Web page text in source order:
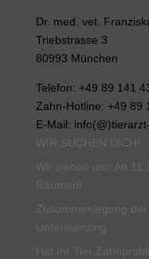
Dr. med. vet.
Triebstrasse 3
80993 München
Telefon: +49 89 141
Zahn-Hotline: +49 89
E-Mail:
WIR SUCHEN DICH!
Wir ziehen um! Ab
Räumen!
Zusammenlegung
Untermenzing
Hat Ihr Tier